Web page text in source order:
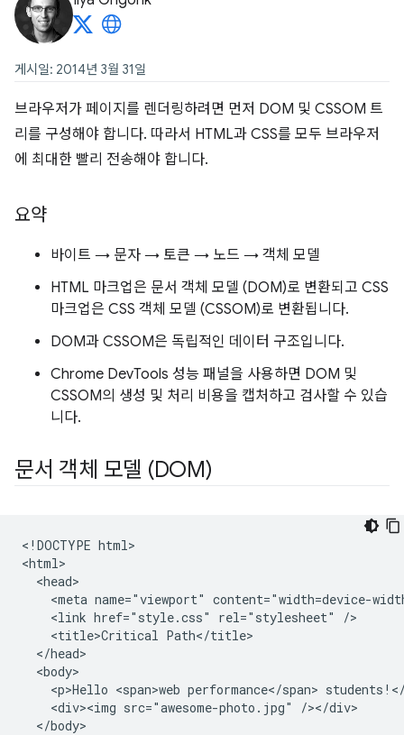
게시일: 2014년 3월 31일
브라우저가 페이지를 렌더링하려면 먼저 DOM 및 CSSOM 트
리를 구성해야 합니다. 따라서 HTML과 CSS를 모두 브라우저
에 최대한 빨리 전송해야 합니다.
요약
바이트 → 문자 → 토큰 → 노드 → 객체 모델
HTML 마크업은 문서 객체 모델 (DOM)로 변환되고 CSS
마크업은 CSS 객체 모델 (CSSOM)로 변환됩니다.
DOM과 CSSOM은 독립적인 데이터 구조입니다.
Chrome DevTools 성능 패널을 사용하면 DOM 및
CSSOM의 생성 및 처리 비용을 캡처하고 검사할 수 있습
니다.
문서 객체 모델 (DOM)
<!DOCTYPE html>
<html>
  <head>
<meta name="viewport" content="width=device-
    <link href="style.css" rel="stylesheet" />
    <title>Critical Path</title>
  </head>
  <body>
<p>Hello <span>web performance</span>
    <div><img src="awesome-photo.jpg" /></div>
  </body>